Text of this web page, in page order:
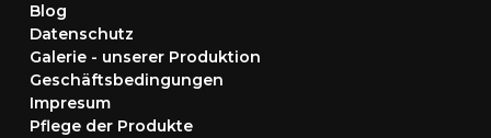
Blog
Datenschutz
Galerie - unserer Produktion
Geschäftsbedingungen
Impresum
Pflege der Produkte